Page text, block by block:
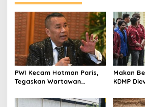
PWI Kecam Hotman Paris,
Tegaskan Wartawan
Makan
KDMP
Diperbaiki